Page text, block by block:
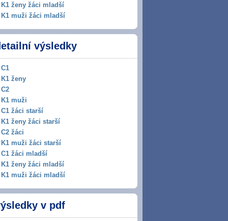
K1 ženy žáci mladší
K1 muži žáci mladší
výsledky
C1
K1 ženy
C2
K1 muži
C1 žáci starší
K1 ženy žáci starší
C2 žáci
K1 muži žáci starší
C1 žáci mladší
K1 ženy žáci mladší
K1 muži žáci mladší
v pdf